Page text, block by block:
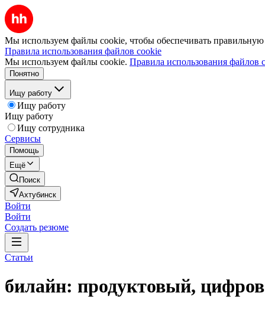
Мы используем файлы cookie, чтобы обеспечивать правильную
Правила использования файлов cookie
Мы используем файлы cookie. Правила использования файлов
Понятно
Ищу работу
Ищу работу
Ищу работу
Ищу сотрудника
Сервисы
Помощь
Ещё
Поиск
Ахтубинск
Войти
Войти
Создать резюме
Статьи
билайн: продуктовый,